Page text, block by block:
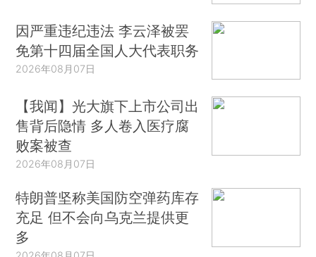
因严重违纪违法 李云泽被罢
免第十四届全国人大代表职务
2026年08月07日
【我闻】光大旗下上市公司出
售背后隐情 多人卷入医疗腐
败案被查
2026年08月07日
特朗普坚称美国防空弹药库存
充足 但不会向乌克兰提供更
多